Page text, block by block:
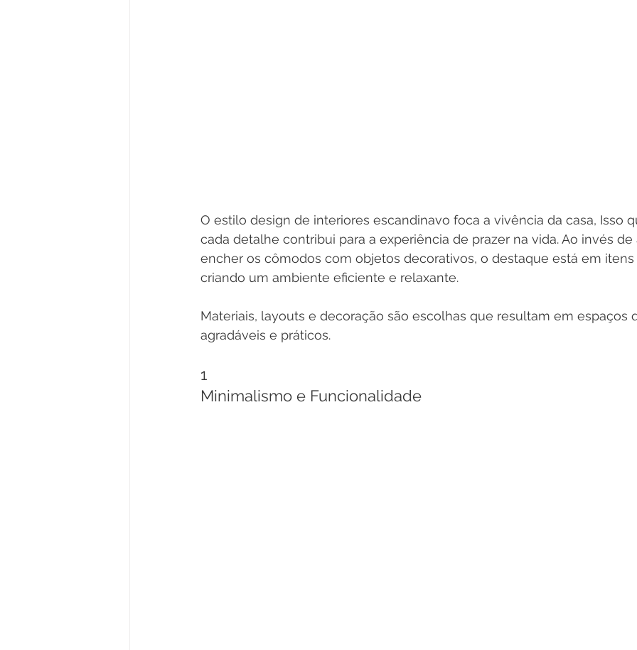
O estilo design de interiores escandinavo foca a vivência da casa, Isso
cada detalhe contribui para a experiência de prazer na vida. Ao invés de
encher os cômodos com objetos decorativos, o destaque está em itens
criando um ambiente eficiente e relaxante.
Materiais, layouts e decoração são escolhas que resultam em espaços
agradáveis e práticos.
1
Minimalismo e Funcionalidade